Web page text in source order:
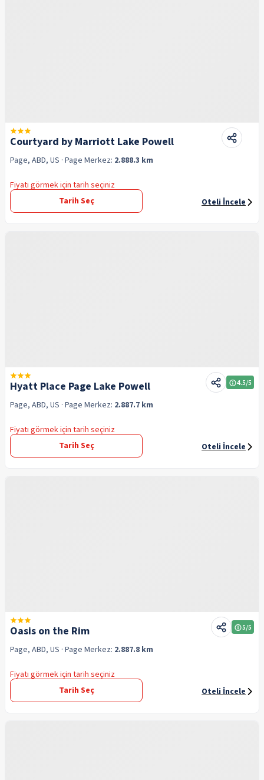
Courtyard by Marriott Lake Powell
Page, ABD, US · Page Merkez: 2.888.3 km
Fiyatı görmek için tarih seçiniz
Tarih Seç
Oteli İncele
Hyatt Place Page Lake Powell 4.5/5
Page, ABD, US · Page Merkez: 2.887.7 km
Fiyatı görmek için tarih seçiniz
Tarih Seç
Oteli İncele
Oasis on the Rim 5/5
Page, ABD, US · Page Merkez: 2.887.8 km
Fiyatı görmek için tarih seçiniz
Tarih Seç
Oteli İncele